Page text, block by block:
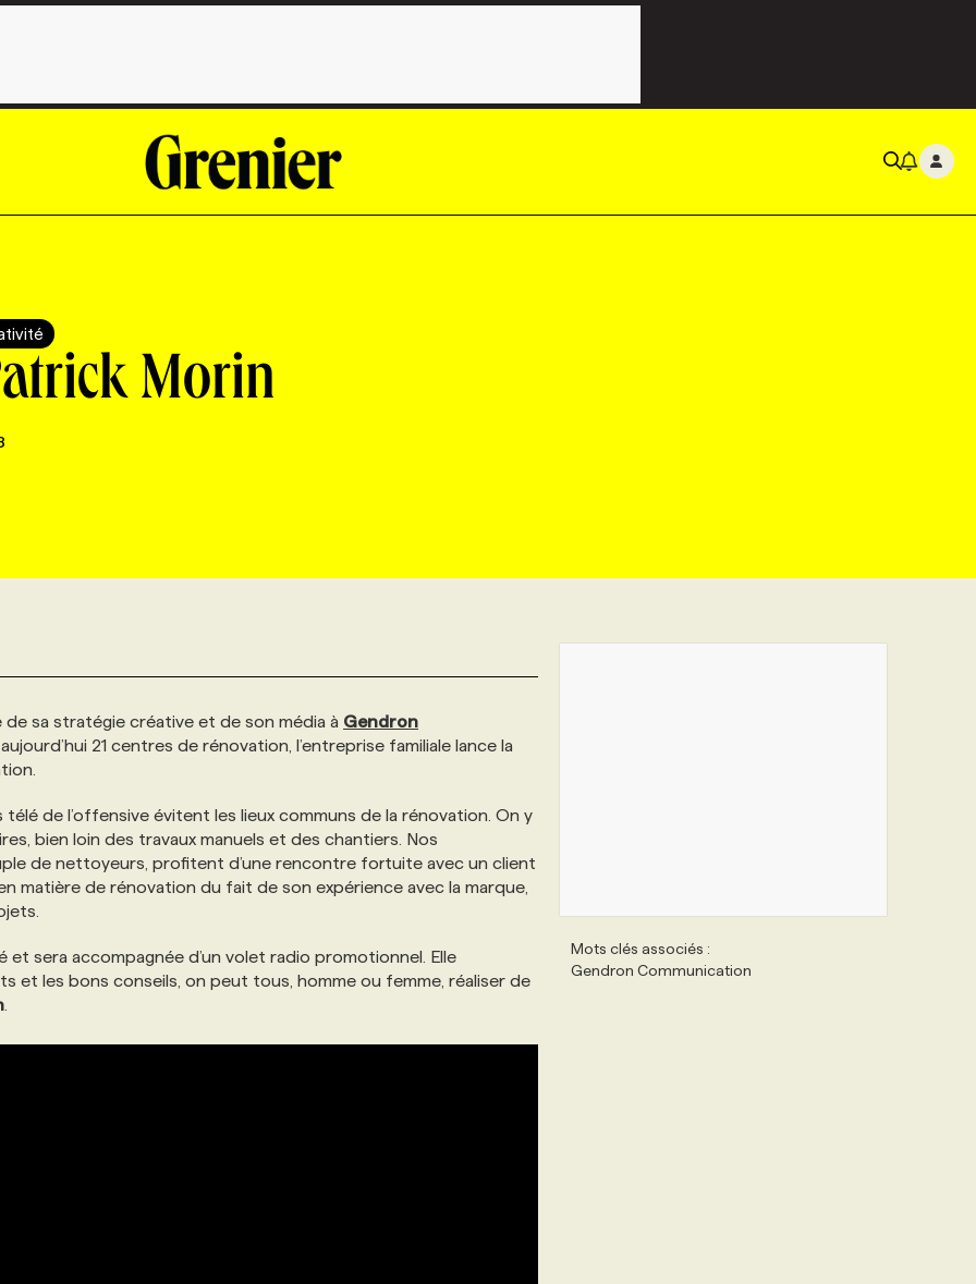
Morin
sa stratégie créative et de son média à Gendron
21 centres de rénovation, l’entreprise familiale lance la
télé de l’offensive évitent les lieux communs de la rénovation. On y
bien loin des travaux manuels et des chantiers. Nos
de nettoyeurs, profitent d’une rencontre fortuite avec un client
matière de rénovation du fait de son expérience avec la marque,
sera accompagnée d’un volet radio promotionnel. Elle
et les bons conseils, on peut tous, homme ou femme, réaliser de
Mots clés associés :
Gendron Communication